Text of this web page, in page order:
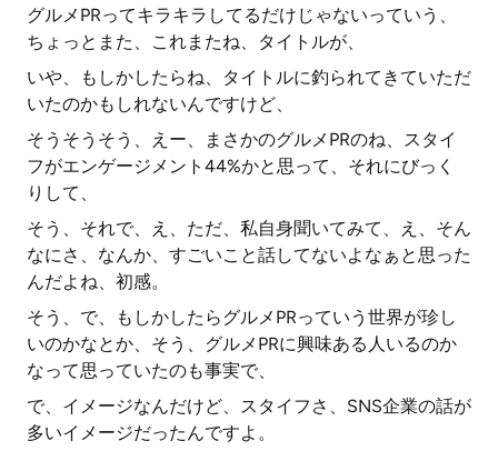
グルメPRってキラキラしてるだけじゃないっていう、
ちょっとまた、これまたね、タイトルが、
いや、もしかしたらね、タイトルに釣られてきていただ
いたのかもしれないんですけど、
そうそうそう、えー、まさかのグルメPRのね、スタイ
フがエンゲージメント44%かと思って、それにびっく
りして、
そう、それで、え、ただ、私自身聞いてみて、え、そん
なにさ、なんか、すごいこと話してないよなぁと思った
んだよね、初感。
そう、で、もしかしたらグルメPRっていう世界が珍し
いのかなとか、そう、グルメPRに興味ある人いるのか
なって思っていたのも事実で、
で、イメージなんだけど、スタイフさ、SNS企業の話が
多いイメージだったんですよ。